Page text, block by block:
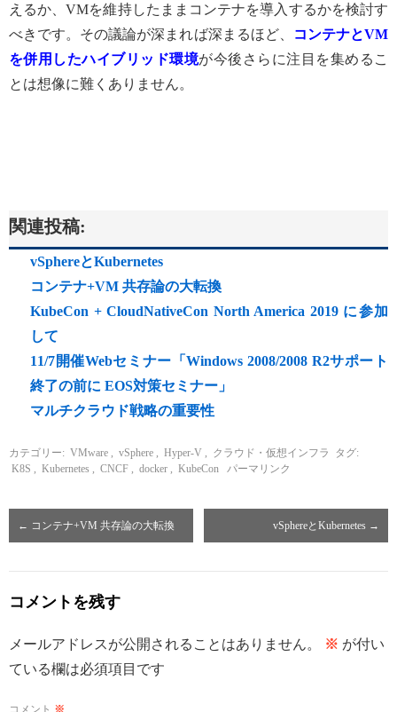
えるか、VMを維持したままコンテナを導入するかを検討す
べきです。その議論が深まれば深まるほど、
コンテナとVM
を併用したハイブリッド環境が今後さらに注目を集めるこ
とは想像に難くありません。
関連投稿:
vSphereとKubernetes
コンテナ+VM 共存論の大転換
KubeCon + CloudNativeCon North America 2019 に参加
して
11/7開催Webセミナー「Windows 2008/2008 R2サポート
終了の前に EOS対策セミナー」
マルチクラウド戦略の重要性
カテゴリー: VMware vSphere Hyper-V クラウド・仮想インフラ
タグ:
K8S
Kubernetes CNCF docker KubeCon パーマリンク
← コンテナ+VM 共存論の大転換 vSphereとKubernetes →
コメントを残す
メールアドレスが公開されることはありません。 ※ が付い
ている欄は必須項目です
コメント ※